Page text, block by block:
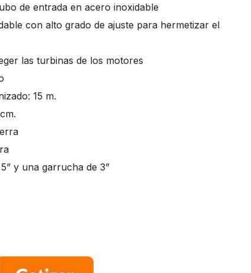
de entrada en acero inoxidable
con alto grado de ajuste para hermetizar el
las turbinas de los motores
15 m.
y una garrucha de 3”